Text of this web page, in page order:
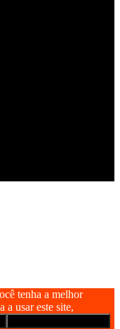
tenha a melhor
a usar este site,